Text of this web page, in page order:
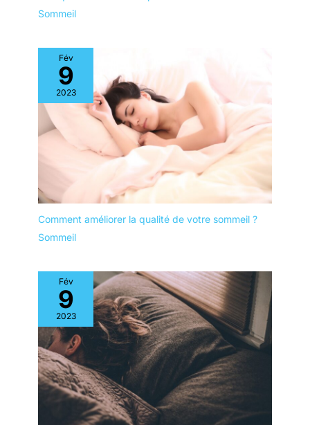
Sommeil
Fév
9
2023
Comment améliorer la qualité de votre sommeil ?
Sommeil
Fév
9
2023